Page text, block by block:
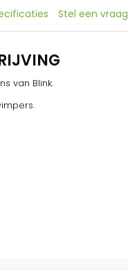
Stel een vraag
van Blink.